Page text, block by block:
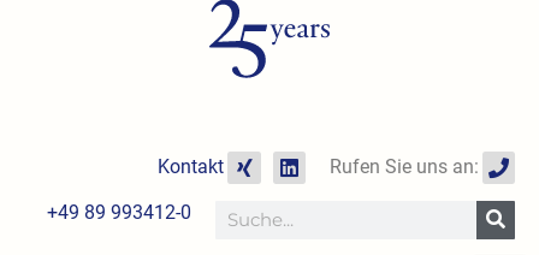
Kontakt
X
i
g
L
i
k
Rufen Sie uns an:
P
h
o
n
e
+49 89 993412-0 Suche